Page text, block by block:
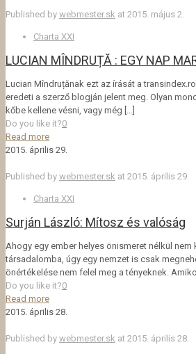
Published by webmester.sk at 2015. május 2.
Charta XXI
LUCIAN MÎNDRUȚĂ : EGY NAP
Lucian Mîndruțănak ezt az írását a
eredeti a szerző blogján jelent meg. Olyan
kőbe kellene vésni, vagy még […]
Do you like it?0
Read more
2015. április 29.
Published by webmester.sk at 2015. április 29.
Charta XXI
Surján László: Mítosz és valóság
Ahogy egy ember helyes önismeret nélkül
társadalomba, úgy egy nemzet is csak
önértékelése nem felel meg a tényeknek.
Do you like it?0
Read more
2015. április 28.
Published by webmester.sk at 2015. április 28.